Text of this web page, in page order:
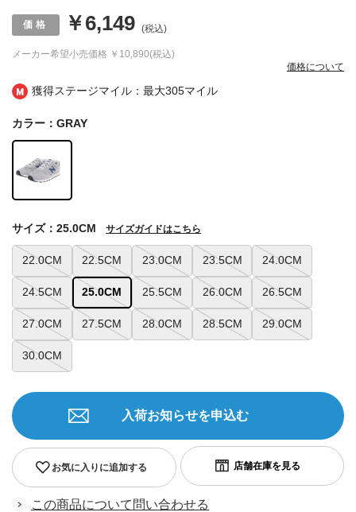
獲得ステージマイル：最大305マイル
メーカー希望小売価格 ￥10,890(税込)
￥6,149 (税込)
価格について
カラー：GRAY
22.0CM 22.5CM 23.0CM 23.5CM 24.0CM
24.5CM 25.0CM 25.5CM 26.0CM 26.5CM
27.0CM 27.5CM 28.0CM 28.5CM 29.0CM
30.0CM
サイズ：25.0CM サイズガイドはこちら
お気に入りに追加する
入荷お知らせを申込む
この商品について問い合わせる